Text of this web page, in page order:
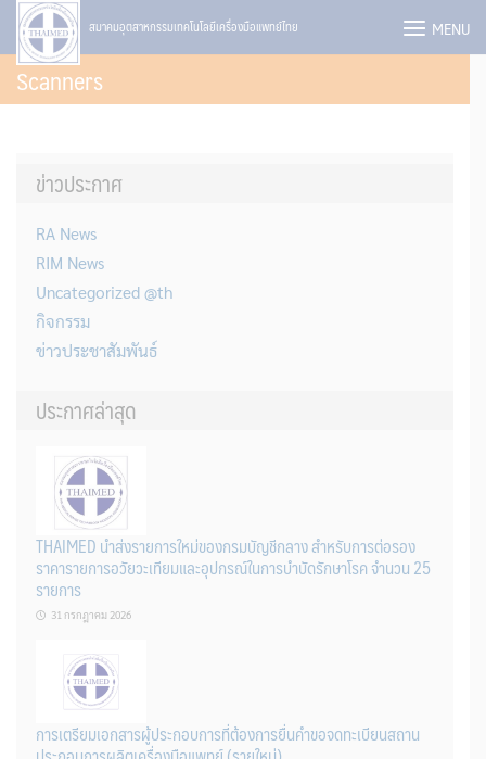
Skip
content
สมาคมอุตสาหกรรมเทคโนโลยีเครื่องมือแพทย์ไทย MENU
Scanners
ข่าวประกาศ
RA News
RIM News
Uncategorized @th
กิจกรรม
ข่าวประชาสัมพันธ์
ประกาศล่าสุด
THAIMED นำส่งรายการใหม่ของกรมบัญชีกลาง สำหรับการต่อรอง
ราคารายการอวัยวะเทียมและอุปกรณ์ในการบำบัดรักษาโรค จำนวน 25
รายการ
31 กรกฎาคม 2026
การเตรียมเอกสารผู้ประกอบการที่ต้องการยื่นคำขอจดทะเบียนสถาน